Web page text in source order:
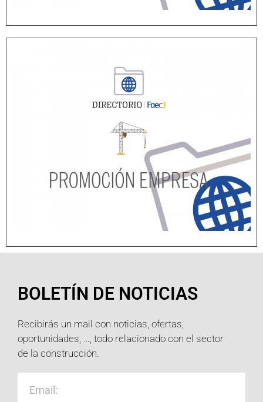
BOLETÍN DE NOTICIAS
Recibirás un mail con noticias, ofertas,
oportunidades, …, todo relacionado con el sector
de la construcción.